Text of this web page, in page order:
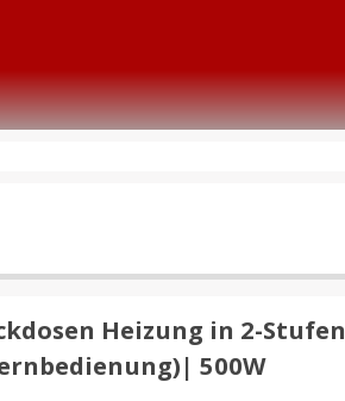
Heizung in 2-Stufen
500W